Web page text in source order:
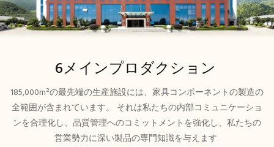
6メインプロダクション
185,000m²の最先端の生産施設には、家具コンポーネントの製造の
全範囲が含まれています。 それは私たちの内部コミュニケーショ
ンを合理化し、品質管理へのコミットメントを強化し、私たちの
営業勢力に深い製品の専門知識を与えます